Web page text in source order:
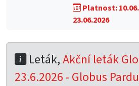
Platnost:
23.06.2026
Leták,Akční leták
23.6.2026 - Globus